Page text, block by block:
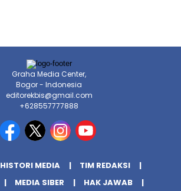
Graha Media Center,
Bogor - Indonesia
editorekbis@gmail.com
+628557777888
HISTORI MEDIA
TIM REDAKSI
MEDIA SIBER
HAK JAWAB